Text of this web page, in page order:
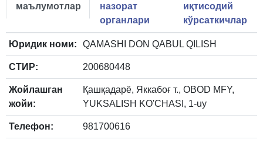
маълумотлар
назорат
органлари
иқтисодий
кўрсаткичлар
Юридик номи: QAMASHI DON QABUL QILISH
СТИР: 200680448
Жойлашган
жойи:
Қашқадарё, Яккабоғ т., OBOD MFY,
YUKSALISH KO'CHASI, 1-uy
Телефон: 981700616